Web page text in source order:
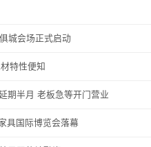
城会场正式启动
特性便知
期半月 老板急等开门营业
具国际博览会落幕